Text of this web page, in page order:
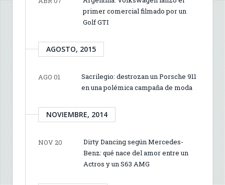
primer comercial filmado por un
Golf GTI
AGOSTO, 2015
AGO 01
Sacrilegio: destrozan un Porsche 911
en una polémica campaña de moda
NOVIEMBRE, 2014
NOV 20
Dirty Dancing según Mercedes-
Benz: qué nace del amor entre un
Actros y un S63 AMG